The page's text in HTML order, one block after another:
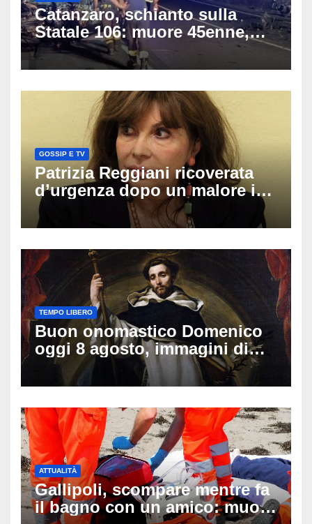
Catanzaro, schianto sulla
Statale 106: muore 45enne,
coinvolti un’auto, un suv e
una moto
GOSSIP E TV
Patrizia Reggiani ricoverata
d’urgenza dopo un malore in
vacanza: come sta oggi l’ex
Lady Gucci
TEMPO LIBERO
Buon onomastico Domenico
oggi 8 agosto, immagini di
auguri da condividere
ATTUALITÀ
Gallipoli, scompare mentre fa
il bagno con un amico: muore